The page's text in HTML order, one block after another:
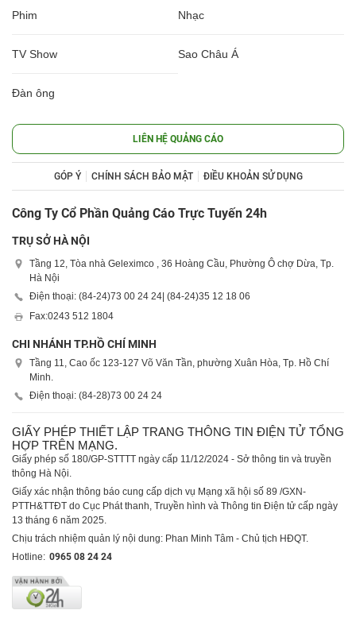
Phim Nhạc
TV Show Sao Châu Á
Đàn ông
LIÊN HỆ QUẢNG CÁO
GÓP Ý CHÍNH SÁCH BẢO MẬT ĐIỀU KHOẢN SỬ DỤNG
Công Ty Cổ Phần Quảng Cáo Trực Tuyến 24h
TRỤ SỞ HÀ NỘI
Tầng 12, Tòa nhà Geleximco , 36 Hoàng Cầu, Phường Ô chợ Dừa, Tp.
Hà Nội
Điện thoại: (84-24)73 00 24 24| (84-24)35 12 18 06
Fax:0243 512 1804
CHI NHÁNH TP.HỒ CHÍ MINH
Tầng 11, Cao ốc 123-127 Võ Văn Tần, phường Xuân Hòa, Tp. Hồ Chí
Minh.
Điện thoại: (84-28)73 00 24 24
GIẤY PHÉP THIẾT LẬP TRANG THÔNG TIN ĐIỆN TỬ TỔNG
HỢP TRÊN MẠNG.
Giấy phép số 180/GP-STTTT ngày cấp 11/12/2024 - Sở thông tin và truyền
thông Hà Nội.
Giấy xác nhận thông báo cung cấp dịch vụ Mạng xã hội số 89 /GXN-
PTTH&TTĐT do Cục Phát thanh, Truyền hình và Thông tin Điện tử cấp ngày
13 tháng 6 năm 2025.
Chịu trách nhiệm quản lý nội dung: Phan Minh Tâm - Chủ tịch HĐQT.
Hotline: 0965 08 24 24